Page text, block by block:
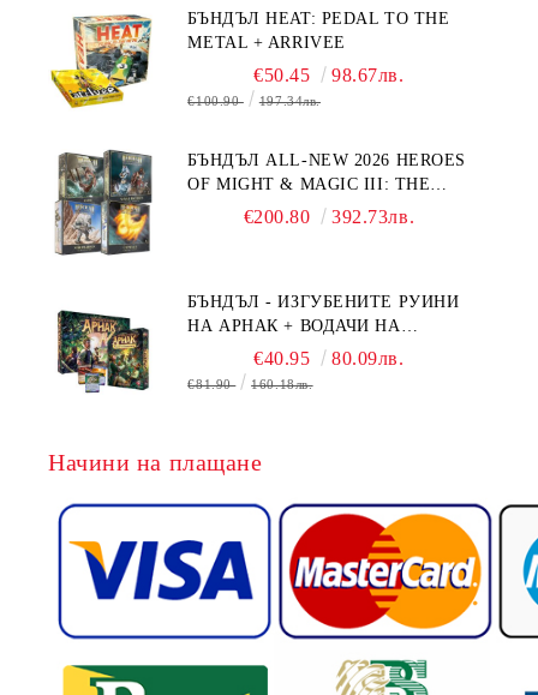
БЪНДЪЛ HEAT: PEDAL TO THE
METAL + ARRIVEE
€50.45 98.67лв.
€100.90 197.34лв.
БЪНДЪЛ ALL-NEW 2026 HEROES
OF MIGHT & MAGIC III: THE
BOARD GAME EXPANSIONS -
€200.80 392.73лв.
БЪНДЪЛ - ИЗГУБЕНИТЕ РУИНИ
НА АРНАК + ВОДАЧИ НА
ЕКСПЕДИЦИИ + ПРОМО КАРТИ
БЕЗПЛАТНО
€40.95 80.09лв.
€81.90 160.18лв.
Начини на плащане